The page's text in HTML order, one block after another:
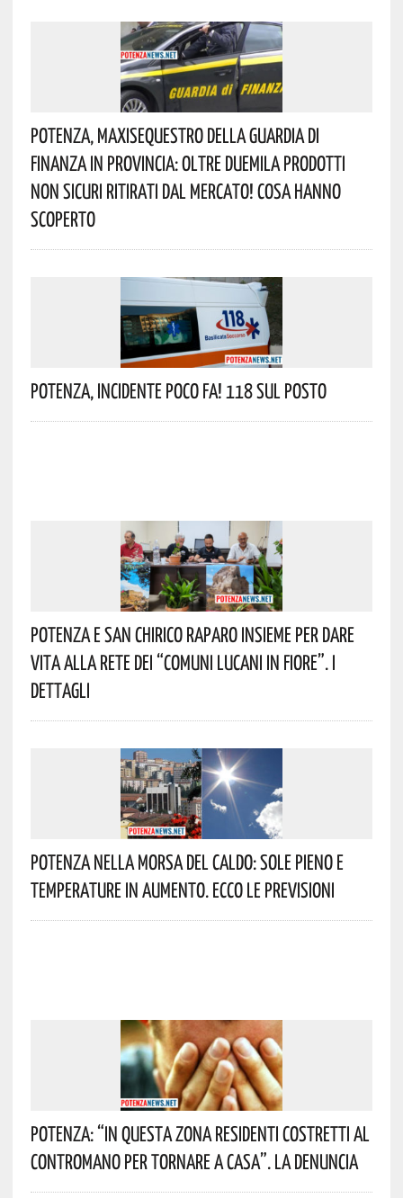
Potenza, Maxisequestro Della Guardia Di
Finanza In Provincia: Oltre Duemila Prodotti
Non Sicuri Ritirati Dal Mercato! Cosa Hanno
Scoperto
Potenza, Incidente Poco Fa! 118 Sul Posto
Potenza E San Chirico Raparo Insieme Per Dare
Vita Alla Rete Dei “Comuni Lucani In Fiore”. I
Dettagli
Potenza Nella Morsa Del Caldo: Sole Pieno E
Temperature In Aumento. Ecco Le Previsioni
Potenza: “In Questa Zona Residenti Costretti Al
Contromano Per Tornare A Casa”. La Denuncia